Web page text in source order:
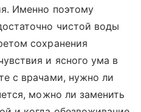
Именно поэтому
чистой воды
сохранения
и ясного ума в
с врачами, нужно ли
можно ли заменить